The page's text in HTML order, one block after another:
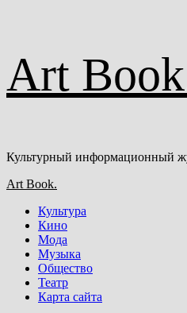
содержимому
Art
Культурный информационный
Основное
Art Book.
Культура
Кино
Мода
Музыка
Общество
Театр
Карта сайта